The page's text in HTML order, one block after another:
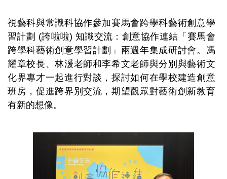
視藝科與常識科協作參加賽馬會跨學科藝術創意學
習計劃 (誇啦啦) 知識交流：創意協作連結「賽馬會
跨學科藝術創意學習計劃」兩週年集成研討會。馮
耀章校長、林湲老師和李希文老師與分別與藝術文
化界專才一起進行對談，探討如何在學校建造創意
班房，促進跨界別交流，期望觀眾對藝術創新教育
有新的想像。